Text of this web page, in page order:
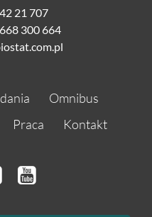
21 707
300 664
Omnibus
Praca Kontakt